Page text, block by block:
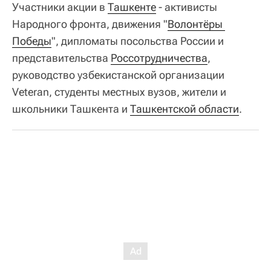
Участники акции в Ташкенте- активисты
Народного фронта, движения "Волонтёры
Победы", дипломаты посольства России и
представительства Россотрудничества,
руководство узбекистанской организации
Veteran, студенты местных вузов, жители и
школьники Ташкента и Ташкентской области.